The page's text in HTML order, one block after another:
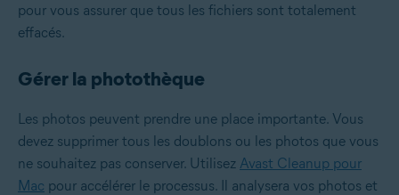
pour vous assurer que tous les fichiers sont totalement
effacés.
Gérer la photothèque
Les photos peuvent prendre une place importante. Vous
devez supprimer tous les doublons ou les photos que vous
ne souhaitez pas conserver. Utilisez Avast Cleanup pour
Mac pour accélérer le processus. Il analysera vos photos et